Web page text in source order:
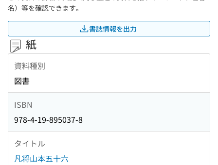
名）等を確認できます。
書誌情報を出力
紙
資料種別
図書
ISBN
978-4-19-895037-8
タイトル
凡将山本五十六